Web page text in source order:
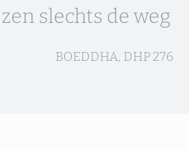
slechts de weg
BOEDDHA, DHP 276